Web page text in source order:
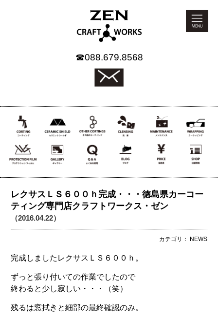
☎088.679.8568
レクサスＬＳ６００ｈ完成・・・徳島県カーコー
ティング専門店クラフトワークス・ゼン
（2016.04.22）
カテゴリ： NEWS
完成しましたレクサスＬＳ６００ｈ。
ずっと張り付いての作業でしたので
終わると少し寂しい・・・（笑）
残るは窓拭きと細部の最終確認のみ。